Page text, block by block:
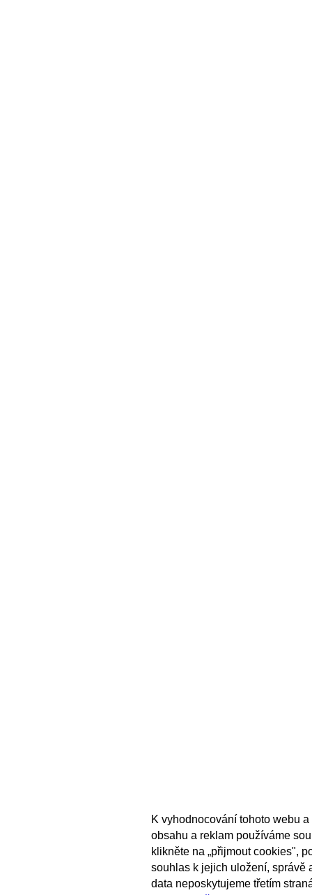
K vyhodnocování tohoto webu
obsahu a reklam používáme
klikněte na „přijmout cookies",
souhlas k jejich uložení, správě
data neposkytujeme třetím